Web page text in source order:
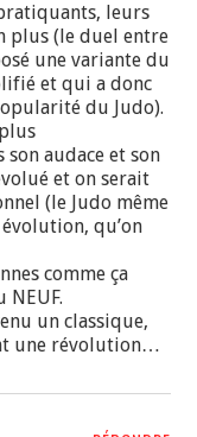
leurs
plus (le duel entre
une variante du
et qui a donc
du Judo).
son audace et son
et on serait
(le Judo même
qu’on
comme ça
NEUF.
un classique,
une révolution…